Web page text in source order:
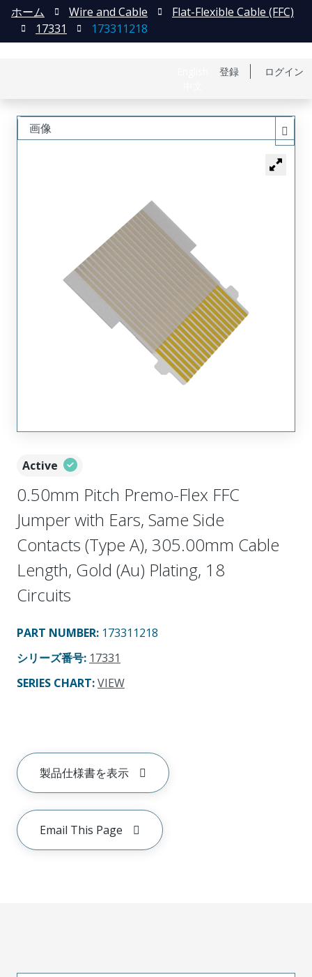
登録 ログイン
ホーム Wire and Cable
Flat-Flexible Cable (FFC)
17331
173311218
Active
0.50mm Pitch Premo-Flex FFC
Jumper with Ears, Same Side
Contacts (Type A), 305.00mm Cable
Length, Gold (Au) Plating, 18
Circuits
PART NUMBER: 173311218
シリーズ番号: 17331
SERIES CHART:VIEW
製品仕様書を表示
Email This Page
画像